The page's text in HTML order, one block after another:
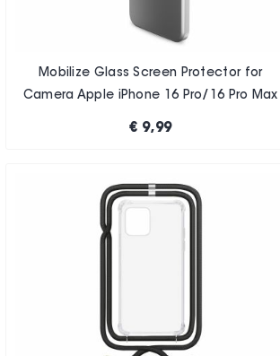
Mobilize Glass Screen Protector for
Camera Apple iPhone 16 Pro/16 Pro Max
€ 9,99